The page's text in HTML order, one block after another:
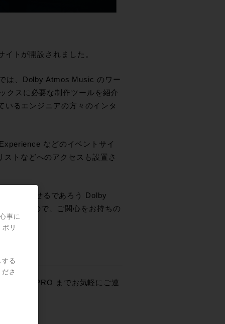
トが開設されました。
は、Dolby Atmos Music のワー
クスに必要な制作ツールを紹介
るエンジニアの方々のインタ
などのイベントサイ
トなどへのアクセスも設置さ
りを見せるであろう Dolby
いますので、ご関心をお持ちの
ON PRO までお気軽にご連
事に
リ
る
さ